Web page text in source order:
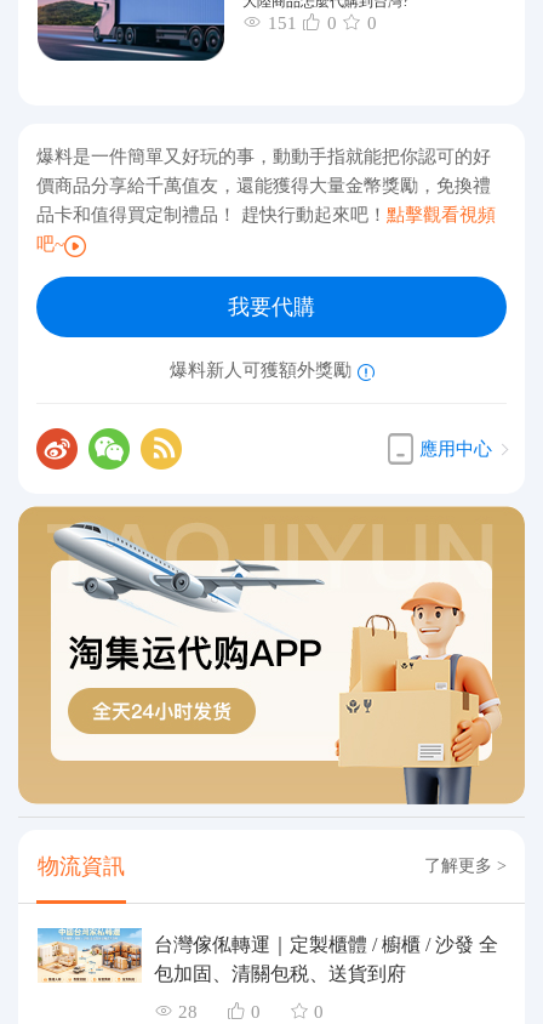
151 0 0
爆料是一件簡單又好玩的事，動動手指就能把你認可的好
價商品分享給千萬值友，還能獲得大量金幣獎勵，免換禮
品卡和值得買定制禮品！ 趕快行動起來吧！ 點擊觀看視頻
吧~
我要代購
爆料新人可獲額外獎勵
應用中心
物流資訊 了解更多 >
台灣傢俬轉運｜定製櫃體 / 櫥櫃 / 沙發 全
包加固、清關包税、送貨到府
28 0 0